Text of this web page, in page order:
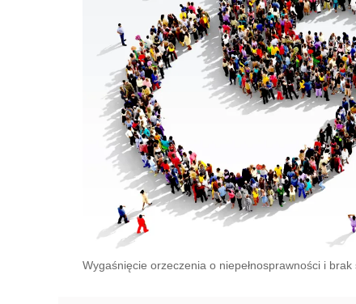
Wygaśnięcie orzeczenia o niepełnosprawności i